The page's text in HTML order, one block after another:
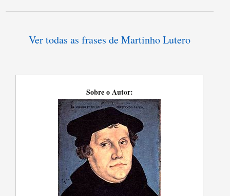
Ver todas as frases de Martinho Lutero
Sobre o Autor: